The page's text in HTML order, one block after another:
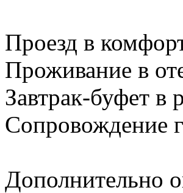
Проезд в
Проживание в
Завтрак-буфет в
Сопровождение
Дополнительно